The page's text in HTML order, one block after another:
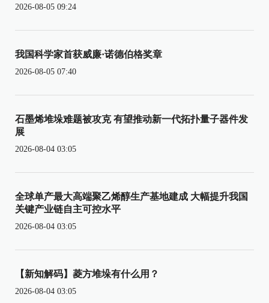
2026-08-05 09:24
我国科学家首获威廉·诺德伯格奖章
2026-08-05 07:40
石墨烯堆垛难题被攻克 有望推动新一代拓扑量子器件发
展
2026-08-04 03:05
全球单产最大高端聚乙烯醇生产基地建成 大幅提升我国
关键产业链自主可控水平
2026-08-04 03:05
【新知解码】菱方堆垛有什么用？
2026-08-04 03:05